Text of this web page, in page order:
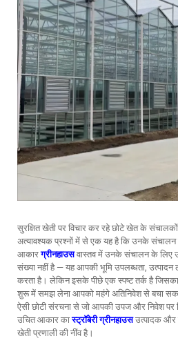
सुरक्षित खेती पर विचार कर रहे छोटे खेत के
अत्यावश्यक प्रश्नों में से एक यह है कि उनके संचालन
आकारग्रीनहाउसवास्तव में उनके संचालन के लिए
संख्या नहीं है — यह आपकी भूमि उपलब्धता, उत्पादन
करता है। लेकिन इसके पीछे एक स्पष्ट तर्क है
शुरू में समझ लेना आपको महंगे अतिनिवेश से बचा
ऐसी छोटी संरचना से जो आपकी उपज और निवेश पर
उचित आकार कास्ट्रॉबेरी ग्रीनहाउसउत्पादक और
खेती प्रणाली की नींव है।